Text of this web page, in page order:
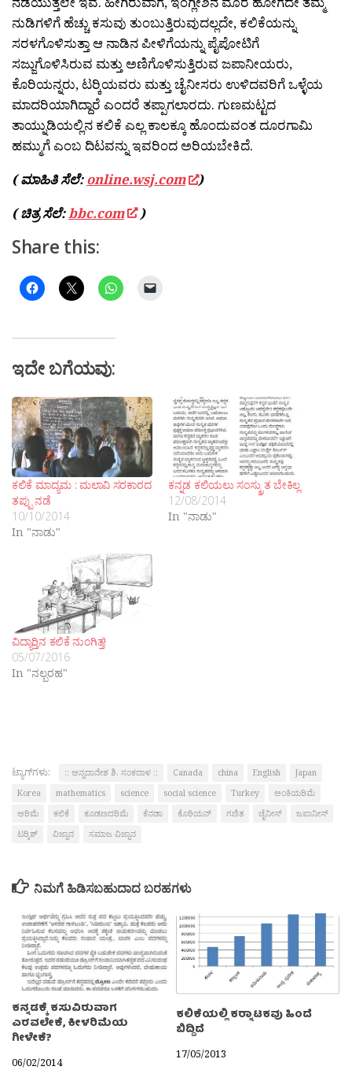
ನುಡಿಗಳಿಗೆ ಹೆಚ್ಚು ಕಸುವು ತುಂಬುತ್ತಿರುವುದಲ್ಲದೇ, ಕಲಿಕೆಯನ್ನು
ಸರಳಗೊಳಿಸುತ್ತಾ ಆ ನಾಡಿನ ಪೀಳಿಗೆಯನ್ನು ಪೈಪೋಟಿಗೆ
ಸಜ್ಜುಗೊಳಿಸಿರುವ ಮತ್ತು ಅಣಿಗೊಳಿಸುತ್ತಿರುವ ಜಪಾನೀಯರು,
ಕೊರಿಯನ್ನರು, ಟರ‍್ಕಿಯವರು ಮತ್ತು ಚೈನೀಸರು ಉಳಿದವರಿಗೆ ಒಳ್ಳೆಯ
ಮಾದರಿಯಾಗಿದ್ದಾರೆ ಎಂದರೆ ತಪ್ಪಾಗಲಾರದು. ಗುಣಮಟ್ಟದ
ತಾಯ್ನುಡಿಯಲ್ಲಿನ ಕಲಿಕೆ ಎಲ್ಲ ಕಾಲಕ್ಕೂ ಹೊಂದುವಂತ ದೂರಗಾಮಿ
ಹಮ್ಮುಗೆ ಎಂಬ ದಿಟವನ್ನು ಇವರಿಂದ ಅರಿಯಬೇಕಿದೆ.
( ಮಾಹಿತಿ ಸೆಲೆ:online.wsj.com
)
( ಚಿತ್ರ ಸೆಲೆ: bbc.com )
Share this:
ಇದೇ ಬಗೆಯವು:
ಕಲಿಕೆ ಮಾದ್ಯಮ : ಮಲಾವಿ ಸರಕಾರದ
ತಪ್ಪು ನಡೆ
10/10/2014
In "ನಾಡು"
ಕನ್ನಡ ಕಲಿಯಲು ಸಂಸ್ಕ್ರುತ ಬೇಕಿಲ್ಲ
12/08/2014
In "ನಾಡು"
ವಿದ್ಯಾರ‍್ತಿನ ಕಲಿಕೆ ನುಂಗಿತ್ತ!
05/07/2016
In "ನಲ್ಬರಹ"
ಟ್ಯಾಗ್‌ಗಳು: :: ಅನ್ನದಾನೇಶ ಶಿ. ಸಂಕದಾಳ :: Canada china English
Japan
Korea
mathematics science social science Turkey
ಅಂಕಿಯರಿಮೆ
ಅರಿಮೆ
ಕಲಿಕೆ ಕೂಡಣದರಿಮೆ ಕೆನಡಾ ಕೊರಿಯನ್ ಗಣಿತ ಚೈನೀಸ್
ಜಪಾನೀಸ್
ಟರ‍್ಕಿಶ್
ವಿಜ್ನಾನ ಸಮಾಜ ವಿಜ್ನಾನ
ನಿಮಗೆ ಹಿಡಿಸಬಹುದಾದ ಬರಹಗಳು
ಕನ್ನಡಕ್ಕೆ ಕಸುವಿರುವಾಗ
ಎರವಲೇಕೆ, ಕೀಳರಿಮೆಯ
ಗೀಳೇಕೆ?
06/02/2014
ಕಲಿಕೆಯಲ್ಲಿ ಕರ‍್ನಾಟಕವು ಹಿಂದೆ
ಬಿದ್ದಿದೆ
17/05/2013